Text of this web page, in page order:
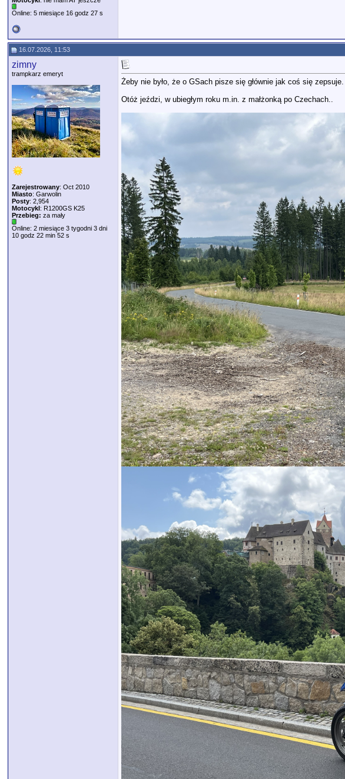
Online: 5 miesiące 16 godz 27 s
16.07.2026, 11:53
zimny
trampkarz emeryt
Zarejestrowany: Oct 2010
Miasto: Garwolin
Posty: 2,954
Motocykl: R1200GS K25
Przebieg: za mały
Online: 2 miesiące 3 tygodni 3 dni
10 godz 22 min 52 s
Żeby nie było, że o GSach pisze się głównie jak coś się zepsuje.
Otóż jeździ, w ubiegłym roku m.in. z małżonką po Czechach..